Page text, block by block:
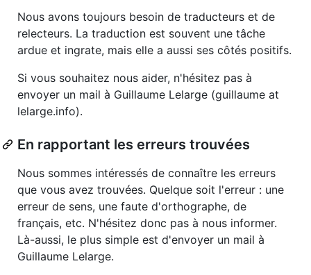
Nous avons toujours besoin de traducteurs et de
relecteurs. La traduction est souvent une tâche
ardue et ingrate, mais elle a aussi ses côtés positifs.
Si vous souhaitez nous aider, n'hésitez pas à
envoyer un mail à Guillaume Lelarge (guillaume at
lelarge.info).
En rapportant les erreurs trouvées
Nous sommes intéressés de connaître les erreurs
que vous avez trouvées. Quelque soit l'erreur : une
erreur de sens, une faute d'orthographe, de
français, etc. N'hésitez donc pas à nous informer.
Là-aussi, le plus simple est d'envoyer un mail à
Guillaume Lelarge.